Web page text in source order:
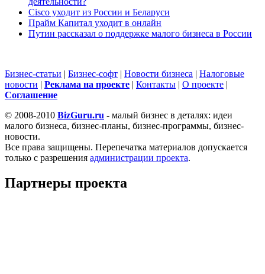
Cisco уходит из России и Беларуси
Прайм Капитал уходит в онлайн
Путин рассказал о поддержке малого бизнеса в России
Бизнес-статьи | Бизнес-софт | Новости бизнеса | Налоговые
новости | Реклама на проекте | Контакты | О проекте |
Cоглашение
© 2008-2010 BizGuru.ru - малый бизнес в деталях: идеи
малого бизнеса, бизнес-планы, бизнес-программы, бизнес-
новости.
Все права защищены. Перепечатка материалов допускается
только с разрешения администрации проекта.
Партнеры проекта